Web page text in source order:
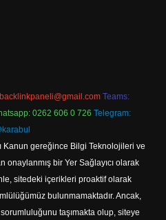
backlinkpaneli@gmail.com Teams:
0262 606 0 726 Telegram:
Kanun gereğince Bilgi Teknolojileri ve
onaylanmış bir Yer Sağlayıcı olarak
sitedeki içerikleri proaktif olarak
bulunmamaktadır. Ancak,
taşımakta olup, siteye